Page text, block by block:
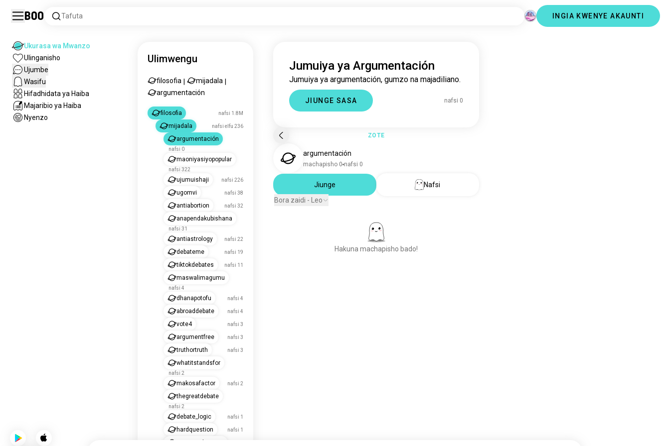
Boo Tafuta INGIA KWENYE AKAUNTI
Ukurasa wa Mwanzo
Ulinganisho
Ujumbe
Wasifu
Hifadhidata ya Haiba
Majaribio ya Haiba
Nyenzo
Ulimwengu
filosofia mijadala
argumentación
filosofia nafsi 1.8M
mijadala nafsi elfu 236
argumentación
nafsi 0
maoniyasiyopopular
nafsi 322
ujumuishaji nafsi 226
ugomvi nafsi 38
antiabortion nafsi 32
anapendakubishana
nafsi 31
antiastrology nafsi 22
debateme nafsi 19
tiktokdebates nafsi 11
maswalimagumu
nafsi 4
dhanapotofu nafsi 4
abroaddebate nafsi 4
vote4 nafsi 3
argumentfree nafsi 3
truthortruth nafsi 3
whatitstandsfor
nafsi 2
makosafactor nafsi 2
thegreatdebate
nafsi 2
debate_logic nafsi 1
hardquestion nafsi 1
Jumuiya ya Argumentación
Jumuiya ya argumentación, gumzo na majadiliano.
JIUNGE SASA nafsi 0
ZOTE
argumentación
machapisho 0 nafsi 0
Jiunge
Nafsi
Bora zaidi - Leo
Hakuna machapisho bado!